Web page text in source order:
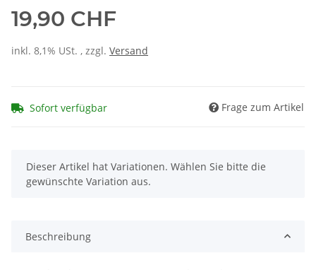
19,90 CHF
inkl. 8,1% USt. , zzgl. Versand
Sofort verfügbar Frage zum Artikel
x
Dieser Artikel hat Variationen. Wählen Sie bitte die
gewünschte Variation aus.
Beschreibung